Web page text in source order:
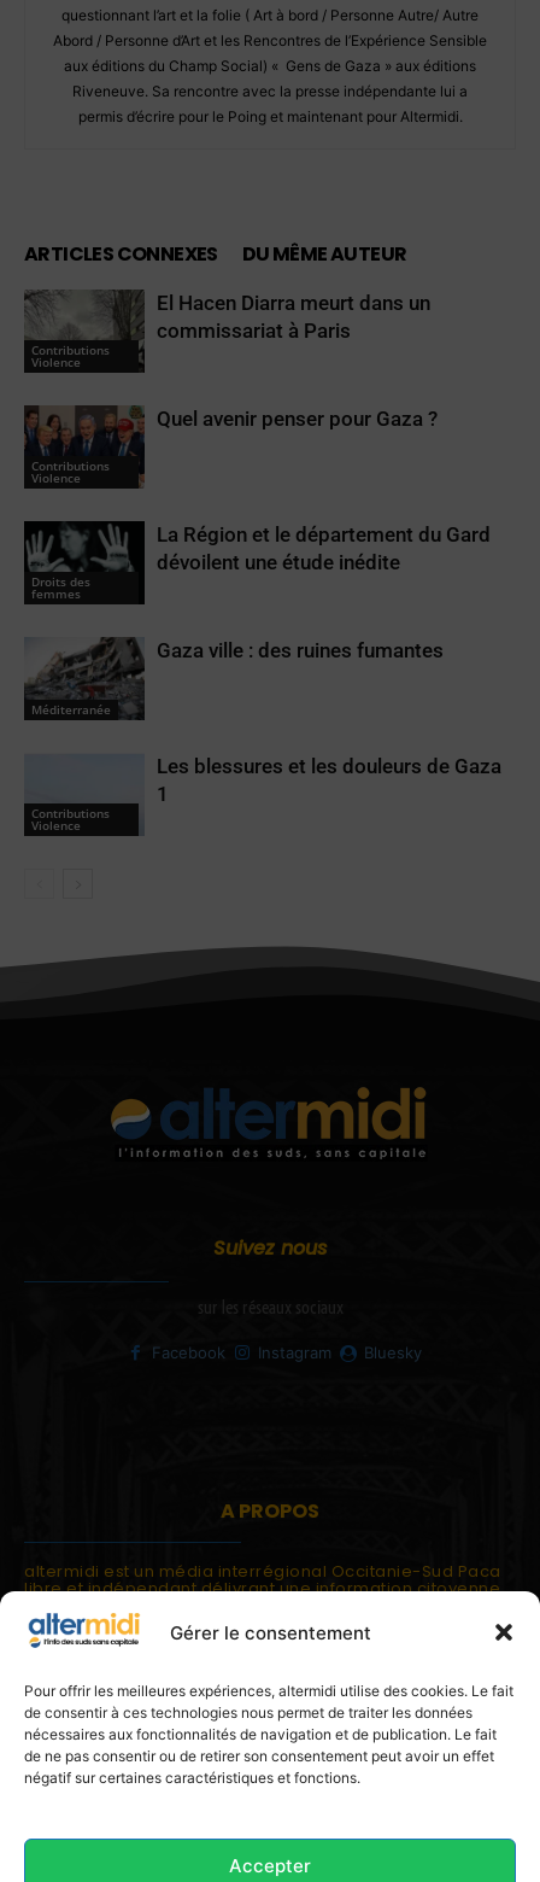
Gérer le consentement
Pour offrir les meilleures expériences, altermidi utilise des cookies. Le fait
de consentir à ces technologies nous permet de traiter les données
nécessaires aux fonctionnalités de navigation et de publication. Le fait
de ne pas consentir ou de retirer son consentement peut avoir un effet
négatif sur certaines caractéristiques et fonctions.
Accepter
questionnant l’art et la folie ( Art à bord / Personne Autre/ Autre
Abord / Personne d’Art et les Rencontres de l’Expérience Sensible
aux éditions du Champ Social) « Gens de Gaza » aux éditions
Riveneuve. Sa rencontre avec la presse indépendante lui a
permis d’écrire pour le Poing et maintenant pour Altermidi.
ARTICLES CONNEXES DU MÊME AUTEUR
Contributions
Violence
El Hacen Diarra meurt dans un
commissariat à Paris
Contributions
Violence
Quel avenir penser pour Gaza ?
Droits des
femmes
La Région et le département du Gard
dévoilent une étude inédite
Méditerranée
Gaza ville : des ruines fumantes
Contributions
Violence
Les blessures et les douleurs de Gaza
1
Suivez nous
sur les réseaux sociaux
Facebook Instagram Bluesky
A PROPOS
altermidi est un média interrégional Occitanie-Sud Paca
libre et indépendant délivrant une information citoyenne
altermidi est ouvert sur les suds, la méditerranée,
l'europe.
altermidi aborde des thématiques globales évaluées à
partir des constats de terrain ou d'analyses à l'échelon
local.
altermidi c'est l'information capitale, sans capitale.